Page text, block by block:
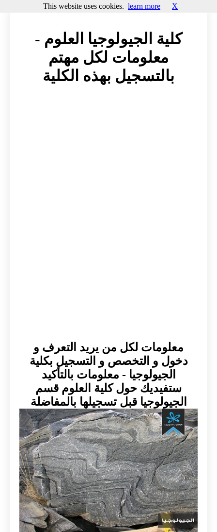
كلية الجيولوجيا العلوم -
معلومات لكل مهتم
بالتسجيل بهذه الكلية
معلومات لكل من يريد التعرف و
دخول و التخصص و التسجيل بكلية
الجيولوجيا - معلومات بالتأكيد
ستفيديك حول كلية العلوم قسم
الجيولوجيا قبل تسجيلها بالمفاضلة
This website uses cookies. learn more X